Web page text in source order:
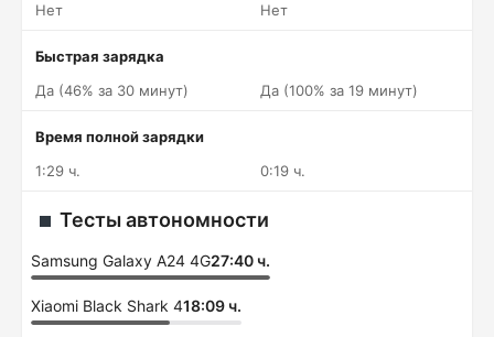
Нет
Нет
Быстрая зарядка
Да (46% за 30 минут)
Да (100% за 19 минут)
Время полной зарядки
1:29 ч.
0:19 ч.
Тесты автономности
Samsung Galaxy A24 4G27:40 ч.
Xiaomi Black Shark 418:09 ч.